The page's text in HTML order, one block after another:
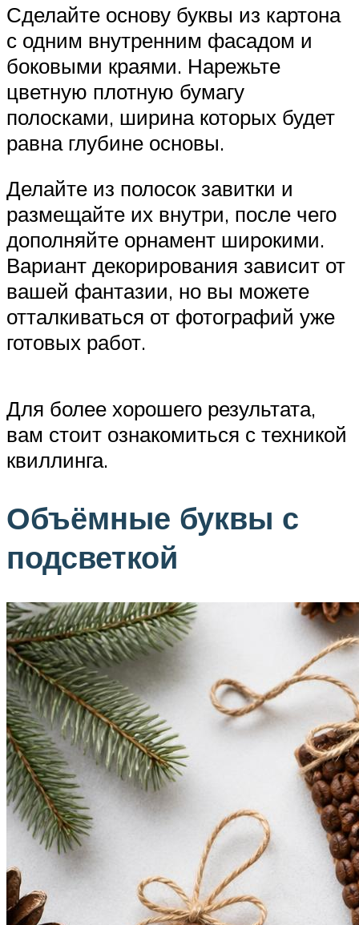
Сделайте основу буквы из картона
с одним внутренним фасадом и
боковыми краями. Нарежьте
цветную плотную бумагу
полосками, ширина которых будет
равна глубине основы.
Делайте из полосок завитки и
размещайте их внутри, после чего
дополняйте орнамент широкими.
Вариант декорирования зависит от
вашей фантазии, но вы можете
отталкиваться от фотографий уже
готовых работ.
Для более хорошего результата,
вам стоит ознакомиться с техникой
квиллинга.
Объёмные буквы с
подсветкой